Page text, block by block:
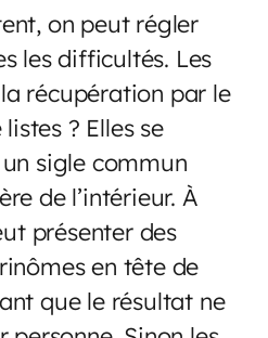
on peut régler
les difficultés. Les
récupération par le
? Elles se
sigle commun
de l’intérieur. À
présenter des
en tête de
que le résultat ne